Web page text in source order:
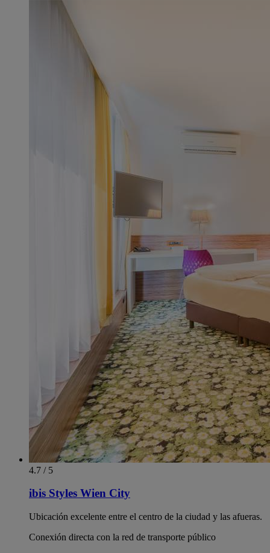
4.7 / 5
ibis Styles Wien City
Ubicación excelente entre el centro de la ciudad y las afueras.
Conexión directa con la red de transporte público